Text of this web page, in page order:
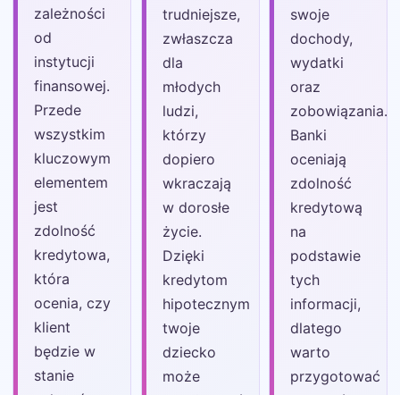
zależności
od
instytucji
finansowej.
Przede
wszystkim
kluczowym
elementem
jest
zdolność
kredytowa,
która
ocenia, czy
klient
będzie w
stanie
trudniejsze,
zwłaszcza
dla
młodych
ludzi,
którzy
dopiero
wkraczają
w dorosłe
życie.
Dzięki
kredytom
hipotecznym
twoje
dziecko
może
swoje
dochody,
wydatki
oraz
zobowiązania.
Banki
oceniają
zdolność
kredytową
na
podstawie
tych
informacji,
dlatego
warto
przygotować